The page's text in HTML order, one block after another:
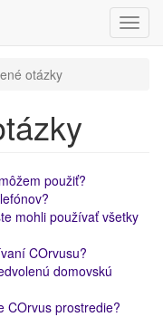
otázky
použiť?
mohli používať všetky
COrvusu?
domovskú
COrvus prostredie?